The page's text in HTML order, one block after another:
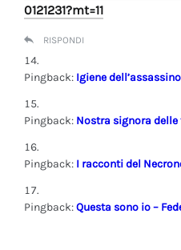
0121231?mt=11
RISPONDI
Pingback: Igiene
Pingback: Nostra signora delle
Pingback: I racconti del
Pingback:Questa sono io –